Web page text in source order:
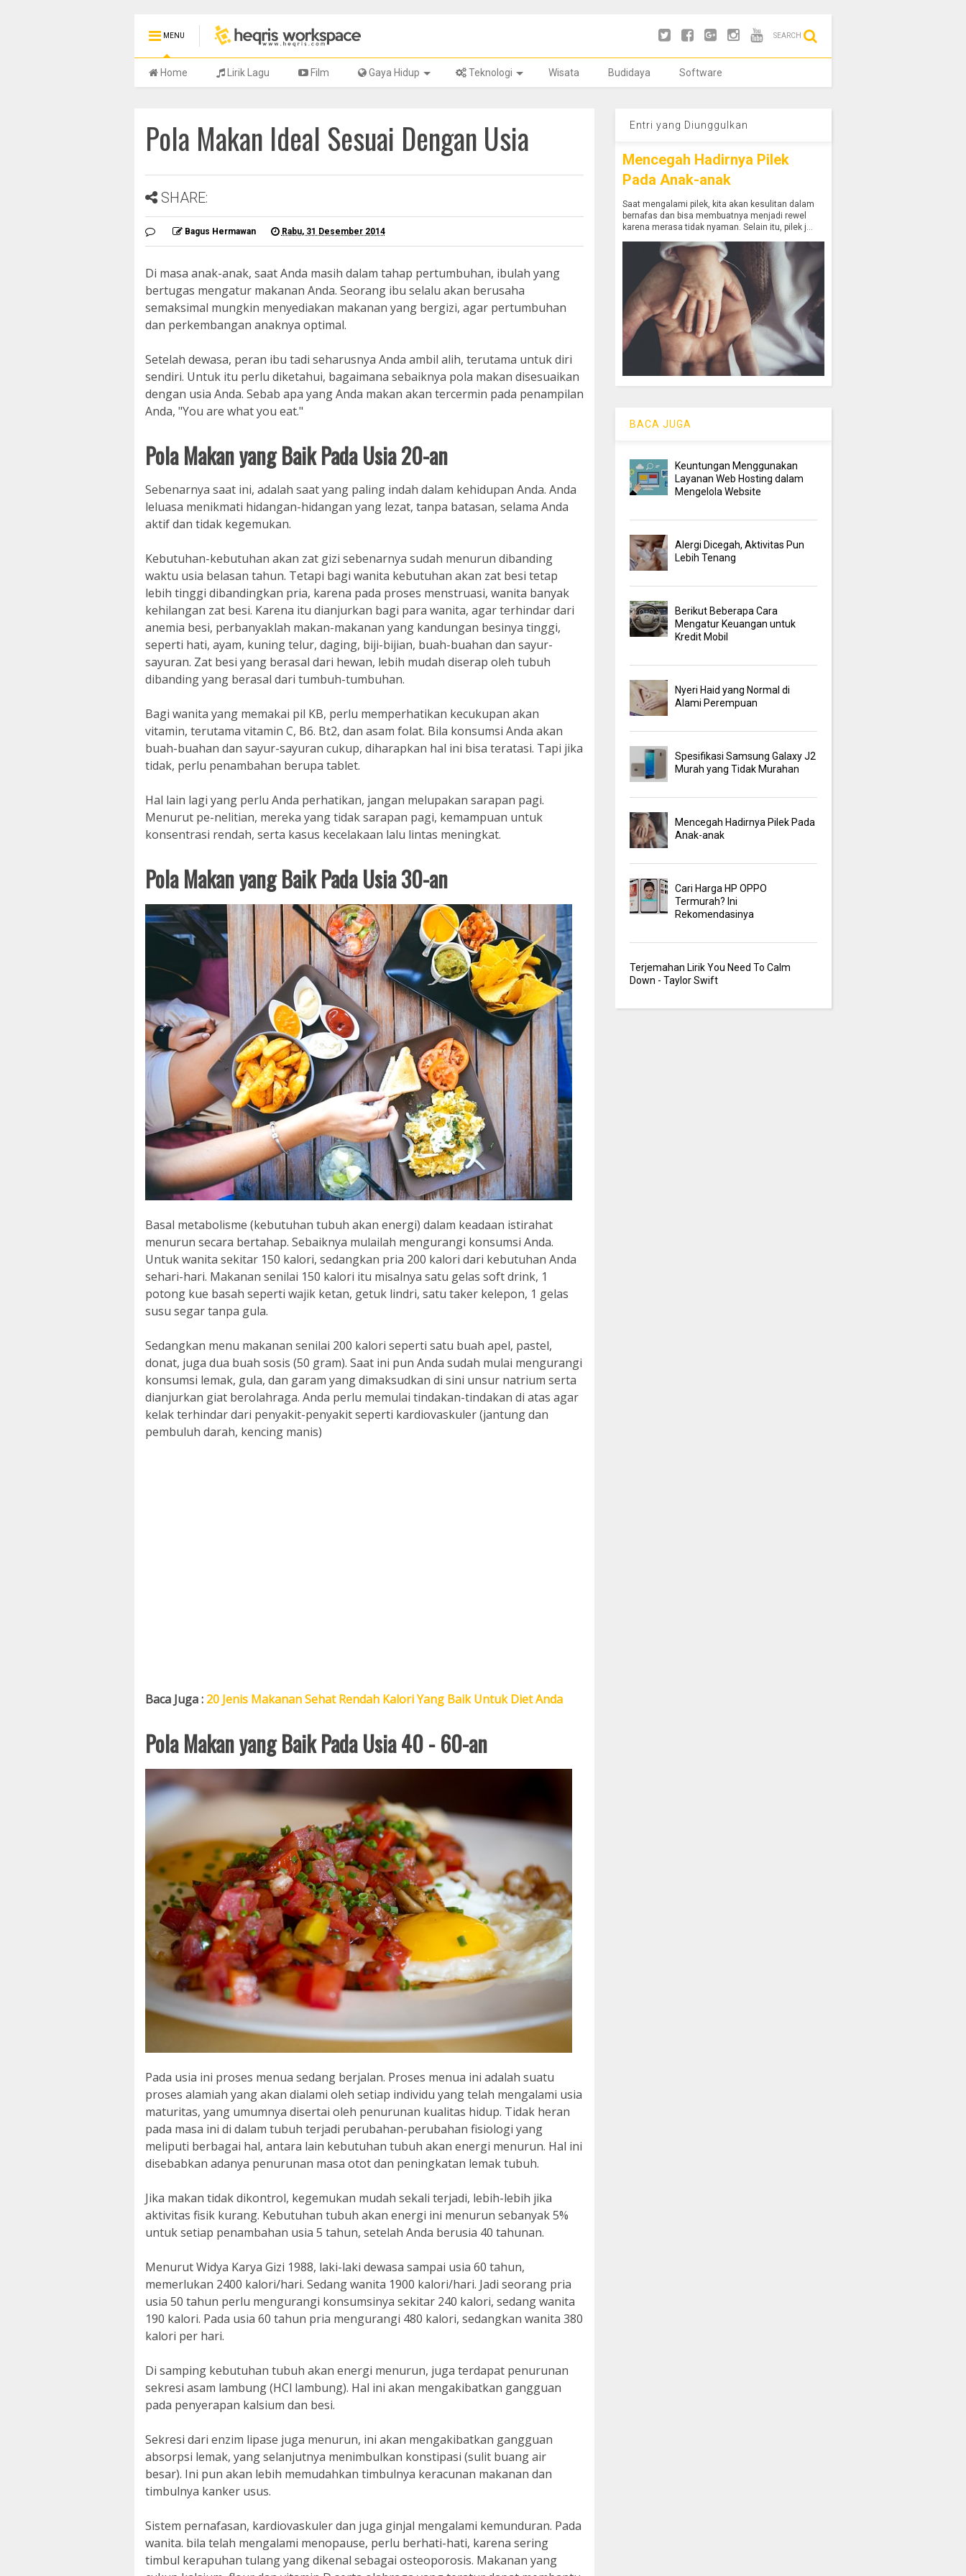
MENU SEARCH
Home Lirik Lagu Film Gaya Hidup Teknologi Wisata Budidaya Software
Pola Makan Ideal Sesuai Dengan Usia
SHARE:
Bagus Hermawan Rabu, 31 Desember 2014
Di masa anak-anak, saat Anda masih dalam tahap pertumbuhan, ibulah yang
bertugas mengatur makanan Anda. Seorang ibu selalu akan berusaha
semaksimal mungkin menyediakan makanan yang bergizi, agar pertumbuhan
dan perkembangan anaknya optimal.
Setelah dewasa, peran ibu tadi seharusnya Anda ambil alih, terutama untuk diri
sendiri. Untuk itu perlu diketahui, bagaimana sebaiknya pola makan disesuaikan
dengan usia Anda. Sebab apa yang Anda makan akan tercermin pada penampilan
Anda, "You are what you eat."
Pola Makan yang Baik Pada Usia 20-an
Sebenarnya saat ini, adalah saat yang paling indah dalam kehidupan Anda. Anda
leluasa menikmati hidangan-hidangan yang lezat, tanpa batasan, selama Anda
aktif dan tidak kegemukan.
Kebutuhan-kebutuhan akan zat gizi sebenarnya sudah menurun dibanding
waktu usia belasan tahun. Tetapi bagi wanita kebutuhan akan zat besi tetap
lebih tinggi dibandingkan pria, karena pada proses menstruasi, wanita banyak
kehilangan zat besi. Karena itu dianjurkan bagi para wanita, agar terhindar dari
anemia besi, perbanyaklah makan-makanan yang kandungan besinya tinggi,
seperti hati, ayam, kuning telur, daging, biji-bijian, buah-buahan dan sayur-
sayuran. Zat besi yang berasal dari hewan, lebih mudah diserap oleh tubuh
dibanding yang berasal dari tumbuh-tumbuhan.
Bagi wanita yang memakai pil KB, perlu memperhatikan kecukupan akan
vitamin, terutama vitamin C, B6. Bt2, dan asam folat. Bila konsumsi Anda akan
buah-buahan dan sayur-sayuran cukup, diharapkan hal ini bisa teratasi. Tapi jika
tidak, perlu penambahan berupa tablet.
Hal lain lagi yang perlu Anda perhatikan, jangan melupakan sarapan pagi.
Menurut pe-nelitian, mereka yang tidak sarapan pagi, kemampuan untuk
konsentrasi rendah, serta kasus kecelakaan lalu lintas meningkat.
Pola Makan yang Baik Pada Usia 30-an
Basal metabolisme (kebutuhan tubuh akan energi) dalam keadaan istirahat
menurun secara bertahap. Sebaiknya mulailah mengurangi konsumsi Anda.
Untuk wanita sekitar 150 kalori, sedangkan pria 200 kalori dari kebutuhan Anda
sehari-hari. Makanan senilai 150 kalori itu misalnya satu gelas soft drink, 1
potong kue basah seperti wajik ketan, getuk lindri, satu taker kelepon, 1 gelas
susu segar tanpa gula.
Sedangkan menu makanan senilai 200 kalori seperti satu buah apel, pastel,
donat, juga dua buah sosis (50 gram). Saat ini pun Anda sudah mulai mengurangi
konsumsi lemak, gula, dan garam yang dimaksudkan di sini unsur natrium serta
dianjurkan giat berolahraga. Anda perlu memulai tindakan-tindakan di atas agar
kelak terhindar dari penyakit-penyakit seperti kardiovaskuler (jantung dan
pembuluh darah, kencing manis)
Baca Juga : 20 Jenis Makanan Sehat Rendah Kalori Yang Baik Untuk Diet Anda
Pola Makan yang Baik Pada Usia 40 - 60-an
Pada usia ini proses menua sedang berjalan. Proses menua ini adalah suatu
proses alamiah yang akan dialami oleh setiap individu yang telah mengalami usia
maturitas, yang umumnya disertai oleh penurunan kualitas hidup. Tidak heran
pada masa ini di dalam tubuh terjadi perubahan-perubahan fisiologi yang
meliputi berbagai hal, antara lain kebutuhan tubuh akan energi menurun. Hal ini
disebabkan adanya penurunan masa otot dan peningkatan lemak tubuh.
Jika makan tidak dikontrol, kegemukan mudah sekali terjadi, lebih-lebih jika
aktivitas fisik kurang. Kebutuhan tubuh akan energi ini menurun sebanyak 5%
untuk setiap penambahan usia 5 tahun, setelah Anda berusia 40 tahunan.
Menurut Widya Karya Gizi 1988, laki-laki dewasa sampai usia 60 tahun,
memerlukan 2400 kalori/hari. Sedang wanita 1900 kalori/hari. Jadi seorang pria
usia 50 tahun perlu mengurangi konsumsinya sekitar 240 kalori, sedang wanita
190 kalori. Pada usia 60 tahun pria mengurangi 480 kalori, sedangkan wanita 380
kalori per hari.
Di samping kebutuhan tubuh akan energi menurun, juga terdapat penurunan
sekresi asam lambung (HCl lambung). Hal ini akan mengakibatkan gangguan
pada penyerapan kalsium dan besi.
Sekresi dari enzim lipase juga menurun, ini akan mengakibatkan gangguan
absorpsi lemak, yang selanjutnya menimbulkan konstipasi (sulit buang air
besar). Ini pun akan lebih memudahkan timbulnya keracunan makanan dan
timbulnya kanker usus.
Sistem pernafasan, kardiovaskuler dan juga ginjal mengalami kemunduran. Pada
wanita. bila telah mengalami menopause, perlu berhati-hati, karena sering
timbul kerapuhan tulang yang dikenal sebagai osteoporosis. Makanan yang
Entri yang Diunggulkan
Mencegah Hadirnya Pilek
Pada Anak-anak
Saat mengalami pilek, kita akan kesulitan dalam
bernafas dan bisa membuatnya menjadi rewel
karena merasa tidak nyaman. Selain itu, pilek j...
BACA JUGA
Keuntungan Menggunakan
Layanan Web Hosting dalam
Mengelola Website
Alergi Dicegah, Aktivitas Pun
Lebih Tenang
Berikut Beberapa Cara
Mengatur Keuangan untuk
Kredit Mobil
Nyeri Haid yang Normal di
Alami Perempuan
Spesifikasi Samsung Galaxy J2
Murah yang Tidak Murahan
Mencegah Hadirnya Pilek Pada
Anak-anak
Cari Harga HP OPPO
Termurah? Ini
Rekomendasinya
Terjemahan Lirik You Need To Calm
Down - Taylor Swift